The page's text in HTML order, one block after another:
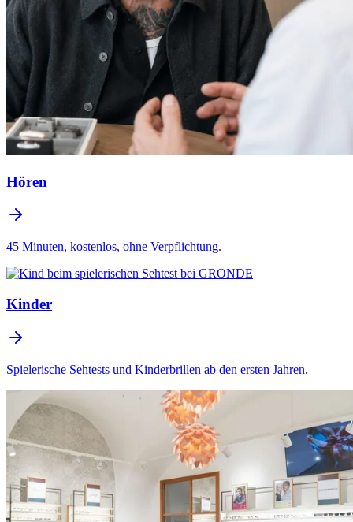
Hören
45 Minuten, kostenlos, ohne Verpflichtung.
Kinder
Spielerische Sehtests und Kinderbrillen ab den ersten Jahren.